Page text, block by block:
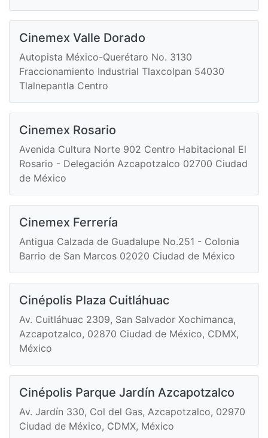
Cinemex Valle Dorado
Autopista México-Querétaro No. 3130
Fraccionamiento Industrial Tlaxcolpan 54030
Tlalnepantla Centro
Cinemex Rosario
Avenida Cultura Norte 902 Centro Habitacional El
Rosario - Delegación Azcapotzalco 02700 Ciudad
de México
Cinemex Ferrería
Antigua Calzada de Guadalupe No.251 - Colonia
Barrio de San Marcos 02020 Ciudad de México
Cinépolis Plaza Cuitláhuac
Av. Cuitláhuac 2309, San Salvador Xochimanca,
Azcapotzalco, 02870 Ciudad de México, CDMX,
México
Cinépolis Parque Jardín Azcapotzalco
Av. Jardín 330, Col del Gas, Azcapotzalco, 02970
Ciudad de México, CDMX, México